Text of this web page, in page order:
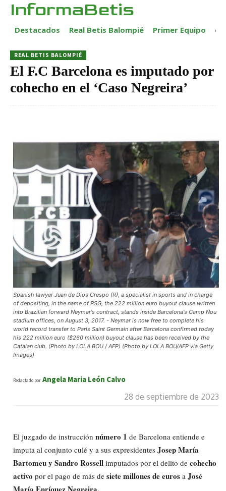
InformaBetis
Destacados Real Betis Balompié Primer Equipo
REAL BETIS BALOMPIÉ
El F.C Barcelona es imputado por
cohecho en el ‘Caso Negreira’
Spanish lawyer Juan de Dios Crespo (R), a specialist in sports and in charge
of depositing, in the name of PSG, the 222 million euro buyout clause written
into Brazilian forward Neymar's contract, stands inside Barcelona's Camp Nou
stadium offices, on August 3, 2017. - Neymar is now free to complete his
world record transfer to Paris Saint Germain after Barcelona confirmed today
his 222 million euro ($260 million) buyout clause has been received by the
Catalan club. (Photo by LOLA BOU / AFP) (Photo by LOLA BOU/AFP via Getty
Images)
Redactado por Angela Maria León Calvo
28 de septiembre de 2023
El juzgado de instrucción número 1 de Barcelona entiende e
imputa al conjunto culé y a sus expresidentes Josep María
Bartomeu y Sandro Rossell imputados por el delito de cohecho
activo por el pago de más de siete millones de euros a José
María Enríquez Negreira.